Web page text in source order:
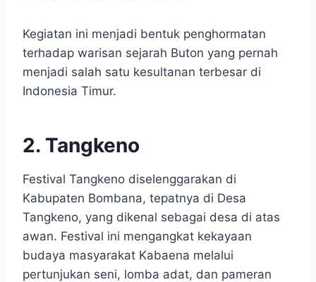
Kegiatan ini menjadi bentuk penghormatan
terhadap warisan sejarah Buton yang pernah
menjadi salah satu kesultanan terbesar di
Indonesia Timur.
2. Tangkeno
Festival Tangkeno diselenggarakan di
Kabupaten Bombana, tepatnya di Desa
Tangkeno, yang dikenal sebagai desa di atas
awan. Festival ini mengangkat kekayaan
budaya masyarakat Kabaena melalui
pertunjukan seni, lomba adat, dan pameran